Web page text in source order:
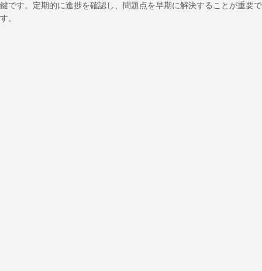
鍵です。定期的に進捗を確認し、問題点を早期に解決することが重要で
す。